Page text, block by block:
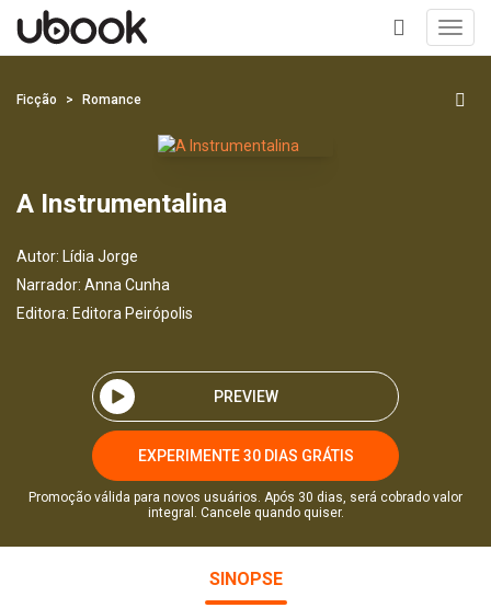
+
Ficção Romance
A Instrumentalina
Autor: Lídia Jorge
Narrador: Anna Cunha
Editora: Editora Peirópolis
PREVIEW
EXPERIMENTE 30 DIAS GRÁTIS
Promoção válida para novos usuários. Após 30 dias, será cobrado valor
integral. Cancele quando quiser.
SINOPSE